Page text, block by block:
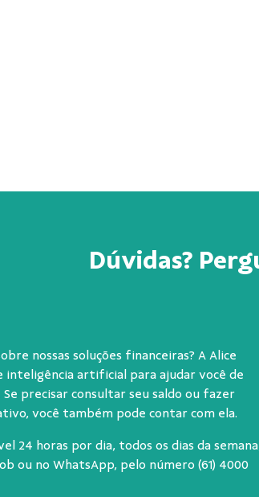
Dúvidas?
nossas soluções financeiras? A Alice
inteligência artificial para ajudar você de
precisar consultar seu saldo ou fazer
você também pode contar com ela.
24 horas por dia, todos os dias da
ou no WhatsApp, pelo número (61) 4000